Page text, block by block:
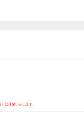
は休業いたします。